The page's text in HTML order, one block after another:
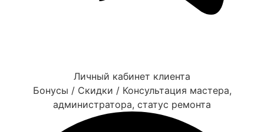
Личный кабинет клиента
Бонусы / Скидки / Консультация мастера,
администратора, статус ремонта